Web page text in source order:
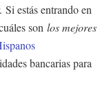
estás entrando en
son los mejores
bancarias para